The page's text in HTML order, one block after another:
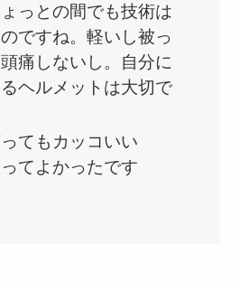
っとの間でも技術は
ですね。軽いし被っ
痛しないし。自分に
ヘルメットは大切で
てもカッコいい
てよかったです